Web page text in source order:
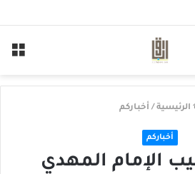
الحاج أحمد منصور الخميس
الرئيسية / أخباركم
أخباركم
الإمام المهدي